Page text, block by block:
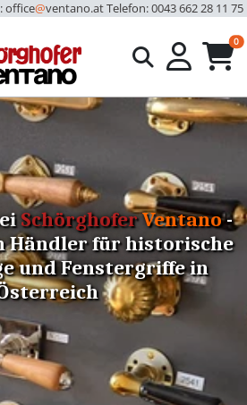
office@ventano.atTelefon: 0043 662 28 11 75
0
SchörghoferVentano-
Händler für historische
und Fenstergriffe in